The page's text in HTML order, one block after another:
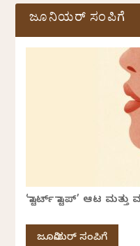
ಜೂನಿಯರ್ ಸಂಪಿಗೆ
‘ಸ್ಟಾರ್ಟ್ ಸ್ಟಾಪ್’ ಆಟ
ಜೂನಿಯರ್ ಸಂಪಿಗೆ